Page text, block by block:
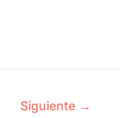
Siguiente →